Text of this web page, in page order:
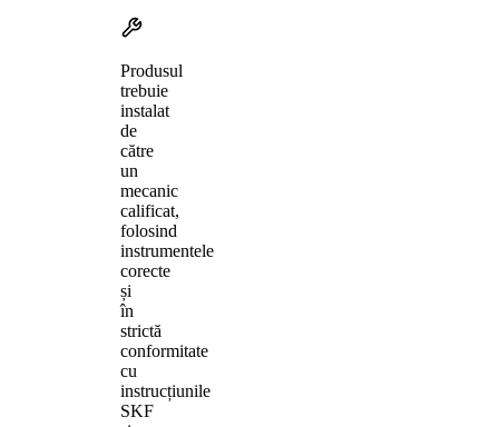
Produsul
trebuie
instalat
de
către
un
mecanic
calificat,
folosind
instrumentele
corecte
și
în
strictă
conformitate
cu
instrucțiunile
SKF